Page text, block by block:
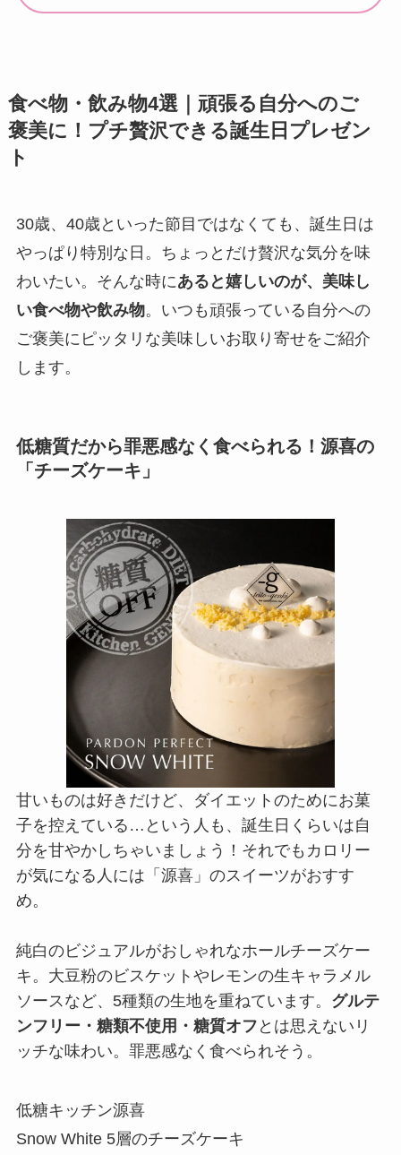
食べ物・飲み物4選｜頑張る自分へのご
褒美に！プチ贅沢できる誕生日プレゼン
ト
30歳、40歳といった節目ではなくても、誕生日は
やっぱり特別な日。ちょっとだけ贅沢な気分を味
わいたい。そんな時にあると嬉しいのが、美味し
い食べ物や飲み物。いつも頑張っている自分への
ご褒美にピッタリな美味しいお取り寄せをご紹介
します。
低糖質だから罪悪感なく食べられる！源喜の
「チーズケーキ」
甘いものは好きだけど、ダイエットのためにお菓
子を控えている…という人も、誕生日くらいは自
分を甘やかしちゃいましょう！それでもカロリー
が気になる人には「源喜」のスイーツがおすす
め。
純白のビジュアルがおしゃれなホールチーズケー
キ。大豆粉のビスケットやレモンの生キャラメル
ソースなど、5種類の生地を重ねています。 グルテ
ンフリー・糖類不使用・糖質オフ とは思えないリ
ッチな味わい。罪悪感なく食べられそう。
低糖キッチン源喜
Snow White 5層のチーズケーキ